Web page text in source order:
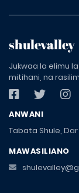
shulevalley
Jukwaa la elimu
mitihani, na
ANWANI
Tabata Shule,
MAWASILIANO